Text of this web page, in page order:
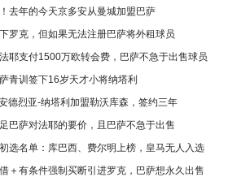
去年的今天京多安从曼城加盟巴萨
罗克，但如果无法注册巴萨将外租球员
耶支付1500万欧转会费，巴萨不急于出售球员
青训签下16岁天才小将纳塔利
德烈亚-纳塔利加盟勒沃库森，签约三年
巴萨对法耶的要价，且巴萨不急于出售
选名单：库巴西、费尔明上榜，皇马无人入选
＋有条件强制买断引进罗克，巴萨想永久出售